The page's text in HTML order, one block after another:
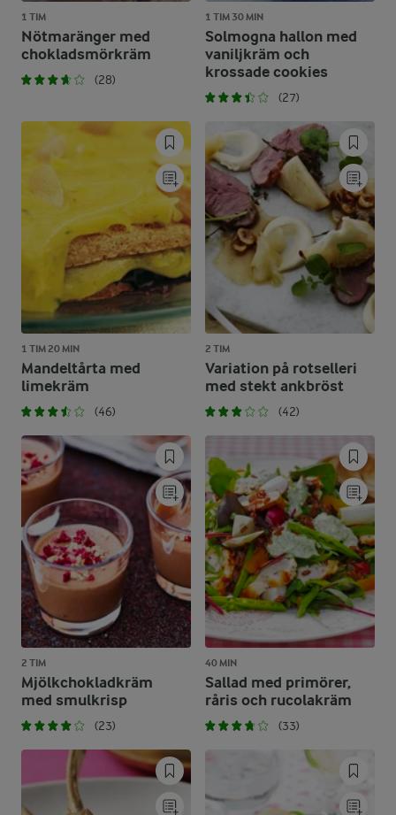
1 TIM
Nötmaränger med
chokladsmörkräm
(28)
1 TIM 30 MIN
Solmogna hallon med
vaniljkräm och
krossade cookies
(27)
1 TIM 20 MIN
Mandeltårta med
limekräm
(46)
2 TIM
Variation på rotselleri
med stekt ankbröst
(42)
2 TIM
Mjölkchokladkräm
med smulkrisp
(23)
40 MIN
Sallad med primörer,
råris och rucolakräm
(33)